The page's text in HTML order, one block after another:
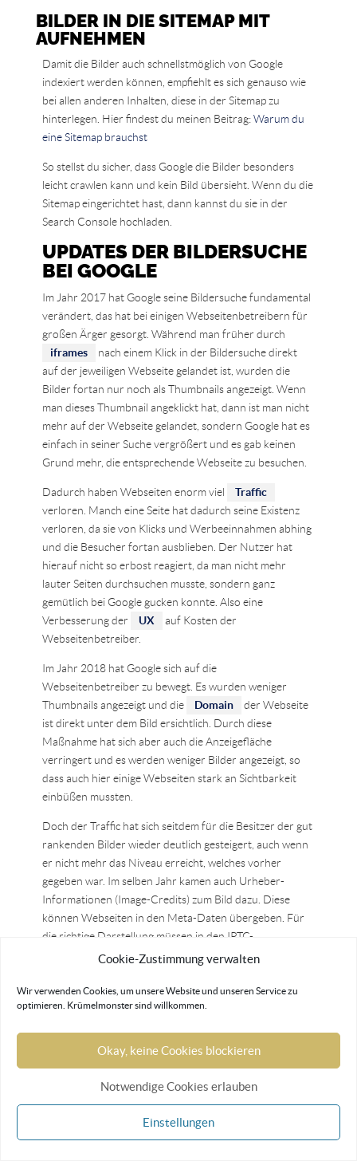
Cookie-Zustimmung verwalten
Wir verwenden Cookies, um unsere Website und unseren Service zu
optimieren. Krümelmonster sind willkommen.
Okay, keine Cookies blockieren
Notwendige Cookies erlauben
Einstellungen
BILDER IN DIE SITEMAP MIT
AUFNEHMEN
Damit die Bilder auch schnellstmöglich von Google
indexiert werden können, empfiehlt es sich genauso wie
bei allen anderen Inhalten, diese in der Sitemap zu
hinterlegen. Hier findest du meinen Beitrag:Warum du
eine Sitemap brauchst
So stellst du sicher, dass Google die Bilder besonders
leicht crawlen kann und kein Bild übersieht. Wenn du die
Sitemap eingerichtet hast, dann kannst du sie in der
Search Console hochladen.
UPDATES DER BILDERSUCHE
BEI GOOGLE
Im Jahr 2017 hat Google seine Bildersuche fundamental
verändert, das hat bei einigen Webseitenbetreibern für
großen Ärger gesorgt. Während man früher durch
iframes
nach einem Klick in der Bildersuche direkt
auf der jeweiligen Webseite gelandet ist, wurden die
Bilder fortan nur noch als Thumbnails angezeigt. Wenn
man dieses Thumbnail angeklickt hat, dann ist man nicht
mehr auf der Webseite gelandet, sondern Google hat es
einfach in seiner Suche vergrößert und es gab keinen
Grund mehr, die entsprechende Webseite zu besuchen.
Dadurch haben Webseiten enorm viel
Traffic
verloren. Manch eine Seite hat dadurch seine Existenz
verloren, da sie von Klicks und Werbeeinnahmen abhing
und die Besucher fortan ausblieben. Der Nutzer hat
hierauf nicht so erbost reagiert, da man nicht mehr
lauter Seiten durchsuchen musste, sondern ganz
gemütlich bei Google gucken konnte. Also eine
Verbesserung der
UX
auf Kosten der
Webseitenbetreiber.
Im Jahr 2018 hat Google sich auf die
Webseitenbetreiber zu bewegt. Es wurden weniger
Thumbnails angezeigt und die
Domain
der Webseite
ist direkt unter dem Bild ersichtlich. Durch diese
Maßnahme hat sich aber auch die Anzeigefläche
verringert und es werden weniger Bilder angezeigt, so
dass auch hier einige Webseiten stark an Sichtbarkeit
einbüßen mussten.
Doch der Traffic hat sich seitdem für die Besitzer der gut
rankenden Bilder wieder deutlich gesteigert, auch wenn
er nicht mehr das Niveau erreicht, welches vorher
gegeben war. Im selben Jahr kamen auch Urheber-
Informationen (Image-Credits) zum Bild dazu. Diese
können Webseiten in den Meta-Daten übergeben. Für
die richtige Darstellung müssen in den IPTC-
Informationen die Urheber, Rechteinhaber und
MEINE 10 TIPPS FÜR GUTES
Hier für meine lieben Schnellleser eine Kurzfassung der
wichtigsten Punkte als Tipps:
verwende relevante Bilder
wähle einen guten Suchbegriff